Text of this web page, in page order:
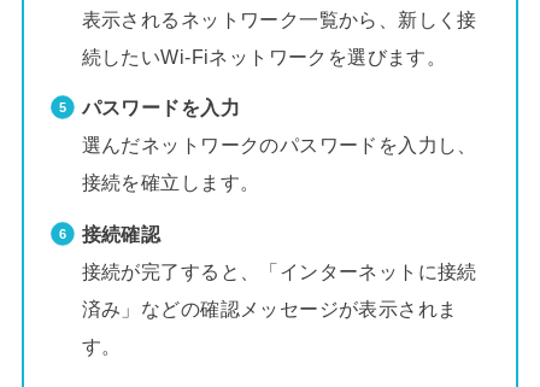
表示されるネットワーク一覧から、新しく接
続したいWi-Fiネットワークを選びます。
パスワードを入力
選んだネットワークのパスワードを入力し、
接続を確立します。
接続確認
接続が完了すると、「インターネットに接続
済み」などの確認メッセージが表示されま
す。